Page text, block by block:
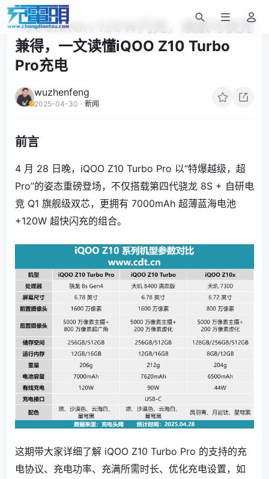
7000mAh+120W闪充，续航与快充
兼得，一文读懂iQOO Z10 Turbo
Pro充电
wuzhenfeng
2025-04-30 · 新闻
前言
4 月 28 日晚，iQOO Z10 Turbo Pro 以“特爆越级，超
Pro”的姿态重磅登场，不仅搭载第四代骁龙 8S + 自研电
竞 Q1 旗舰级双芯，更拥有 7000mAh 超薄蓝海电池
+120W 超快闪充的组合。
这期带大家详细了解 iQOO Z10 Turbo Pro 的支持的充
电协议、充电功率、充满所需时长、优化充电设置，如